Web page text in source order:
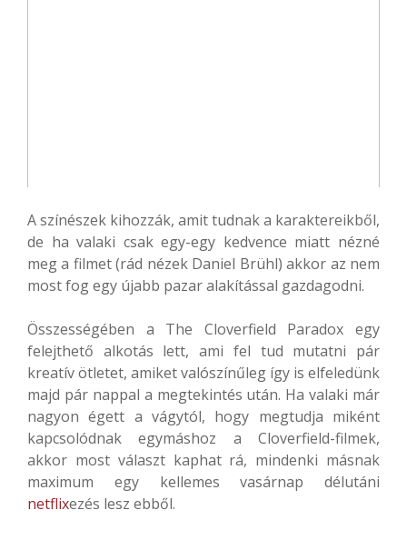
A színészek kihozzák, amit tudnak a karaktereikből,
de ha valaki csak egy-egy kedvence miatt nézné
meg a filmet (rád nézek Daniel Brühl) akkor az nem
most fog egy újabb pazar alakítással gazdagodni.
Összességében a The Cloverfield Paradox egy
felejthető alkotás lett, ami fel tud mutatni pár
kreatív ötletet, amiket valószínűleg így is elfeledünk
majd pár nappal a megtekintés után. Ha valaki már
nagyon égett a vágytól, hogy megtudja miként
kapcsolódnak egymáshoz a Cloverfield-filmek,
akkor most választ kaphat rá, mindenki másnak
maximum egy kellemes vasárnap délutáni
netflixezés lesz ebből.